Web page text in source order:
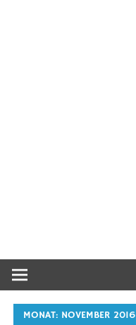
MONAT: NOVEMBER 2016